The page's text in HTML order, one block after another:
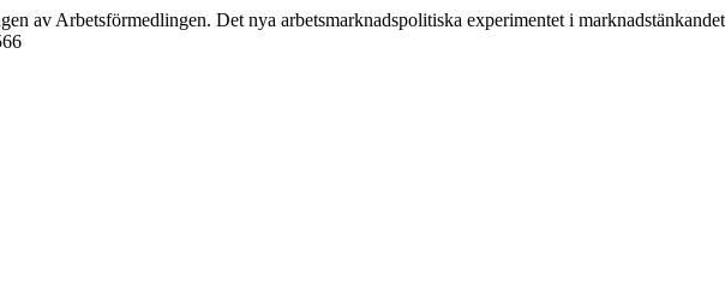
av Arbetsförmedlingen. Det nya arbetsmarknadspolitiska experimentet i